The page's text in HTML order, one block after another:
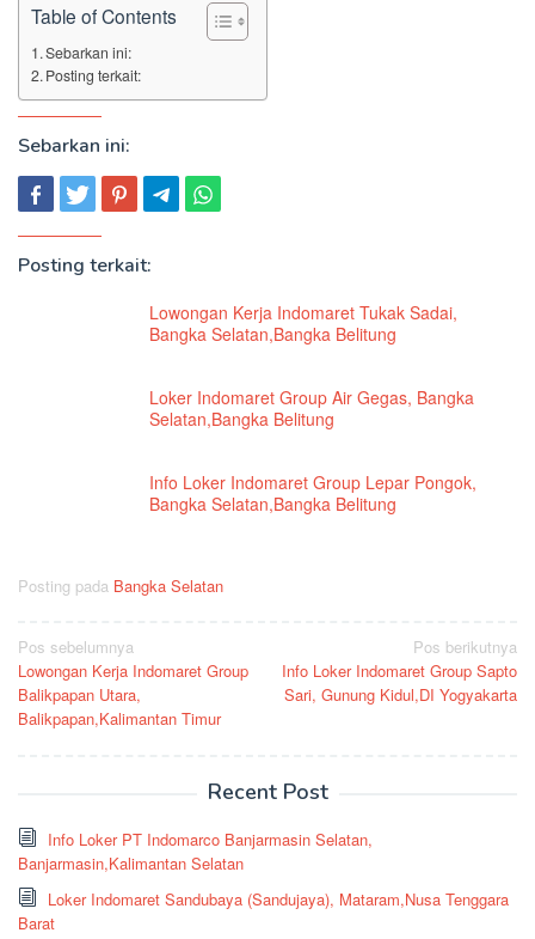
Table of Contents
Sebarkan ini:
Posting terkait:
Sebarkan ini:
Posting terkait:
Lowongan Kerja Indomaret Tukak Sadai,
Bangka Selatan,Bangka Belitung
Loker Indomaret Group Air Gegas, Bangka
Selatan,Bangka Belitung
Info Loker Indomaret Group Lepar Pongok,
Bangka Selatan,Bangka Belitung
Posting pada Bangka Selatan
Navigasi
pos
Pos sebelumnya
Lowongan Kerja Indomaret Group
Balikpapan Utara,
Balikpapan,Kalimantan Timur
Pos berikutnya
Info Loker Indomaret Group Sapto
Sari, Gunung Kidul,DI Yogyakarta
Recent Post
Info Loker PT Indomarco Banjarmasin Selatan,
Banjarmasin,Kalimantan Selatan
Loker Indomaret Sandubaya (Sandujaya), Mataram,Nusa Tenggara
Barat